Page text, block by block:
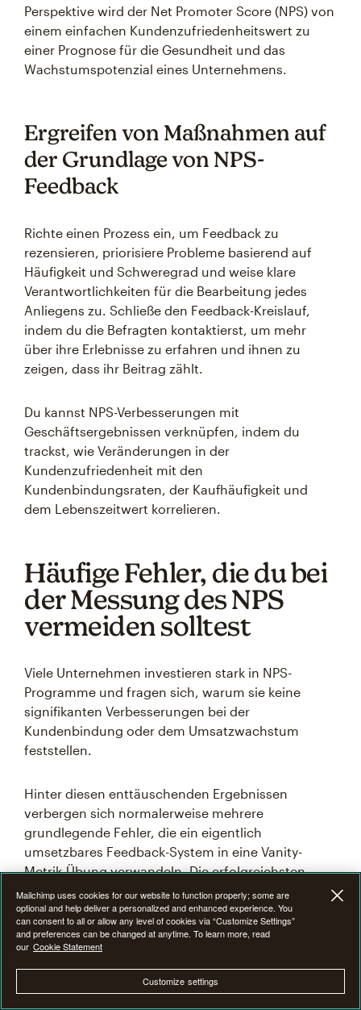
Perspektive wird der Net Promoter Score (NPS) von
einem einfachen Kundenzufriedenheitswert zu
einer Prognose für die Gesundheit und das
Wachstumspotenzial eines Unternehmens.
Ergreifen von Maßnahmen auf
der Grundlage von NPS-
Feedback
Richte einen Prozess ein, um Feedback zu
rezensieren, priorisiere Probleme basierend auf
Häufigkeit und Schweregrad und weise klare
Verantwortlichkeiten für die Bearbeitung jedes
Anliegens zu. Schließe den Feedback-Kreislauf,
indem du die Befragten kontaktierst, um mehr
über ihre Erlebnisse zu erfahren und ihnen zu
zeigen, dass ihr Beitrag zählt.
Du kannst NPS-Verbesserungen mit
Geschäftsergebnissen verknüpfen, indem du
trackst, wie Veränderungen in der
Kundenzufriedenheit mit den
Kundenbindungsraten, der Kaufhäufigkeit und
dem Lebenszeitwert korrelieren.
Häufige Fehler, die du bei
der Messung des NPS
vermeiden solltest
Viele Unternehmen investieren stark in NPS-
Programme und fragen sich, warum sie keine
signifikanten Verbesserungen bei der
Kundenbindung oder dem Umsatzwachstum
feststellen.
Hinter diesen enttäuschenden Ergebnissen
verbergen sich normalerweise mehrere
grundlegende Fehler, die ein eigentlich
umsetzbares Feedback-System in eine Vanity-
Metrik-Übung verwandeln. Die erfolgreichsten
Unternehmen vermeiden diese kritischen
Fallstricke, die oft das gesamte Programm
unwirksam machen:
Fehlinterpretation der
Mailchimp uses cookies for our website to function properly; some are
optional and help deliver a personalized and enhanced experience. You
can consent to all or allow any level of cookies via “Customize Settings”
and preferences can be changed at anytime. To learn more, read
our Cookie Statement
Customize settings